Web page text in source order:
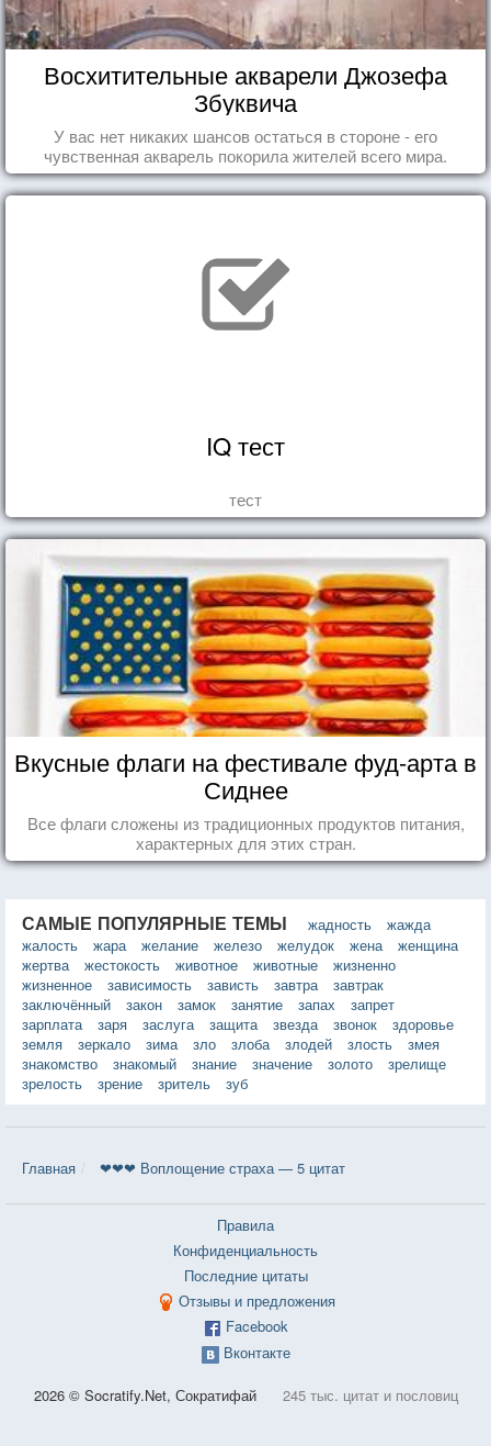
Восхитительные акварели Джозефа
Збуквича
У вас нет никаких шансов остаться в стороне - его
чувственная акварель покорила жителей всего мира.
IQ тест
тест
Вкусные флаги на фестивале фуд-арта в
Сиднее
Все флаги сложены из традиционных продуктов питания,
характерных для этих стран.
САМЫЕ ПОПУЛЯРНЫЕ ТЕМЫ жадность
жажда
жалость
жара желание железо желудок жена
женщина
жертва
жестокость животное животные
жизненно
жизненное
зависимость зависть завтра
завтрак
заключённый
закон замок занятие запах
запрет
зарплата
заря заслуга защита звезда звонок
здоровье
земля
зеркало зима зло злоба злодей злость
змея
знакомство
знакомый знание значение золото
зрелище
зрелость
зрение зритель зуб
Главная ❤❤❤ Воплощение страха — 5 цитат
Правила
Конфиденциальность
Последние цитаты
Отзывы и предложения
Facebook
Вконтакте
2026 © Socratify.Net, Сократифай 245 тыс. цитат и пословиц